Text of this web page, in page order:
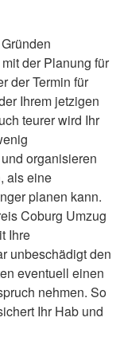
der Planung für
der Termin für
Ihrem jetzigen
teurer wird Ihr
organisieren
als eine
planen kann.
Coburg Umzug
Ihre
unbeschädigt den
eventuell einen
nehmen. So
Ihr Hab und